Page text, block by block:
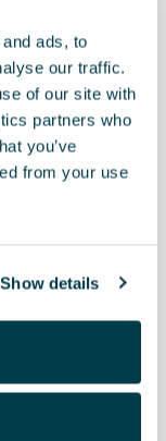
ads, to
our traffic.
of our site with
partners who
you’ve
from your use
Show details
CUPRA.